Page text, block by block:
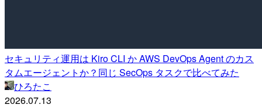
セキュリティ運用は Kiro CLI か AWS DevOps Agent のカス
タムエージェントか？同じ SecOps タスクで比べてみた
ひろたこ
2026.07.13